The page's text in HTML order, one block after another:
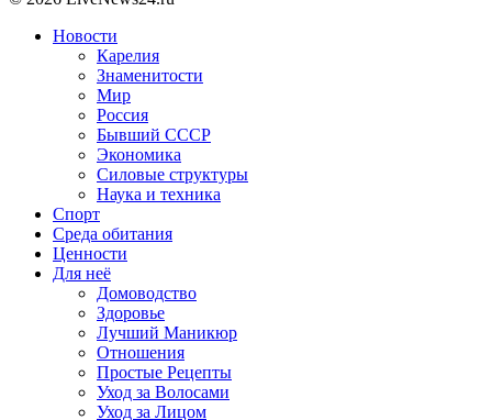
Новости
Карелия
Знаменитости
Мир
Россия
Бывший СССР
Экономика
Силовые структуры
Наука и техника
Спорт
Среда обитания
Ценности
Для неё
Домоводство
Здоровье
Лучший Маникюр
Отношения
Простые Рецепты
Уход за Волосами
Уход за Лицом